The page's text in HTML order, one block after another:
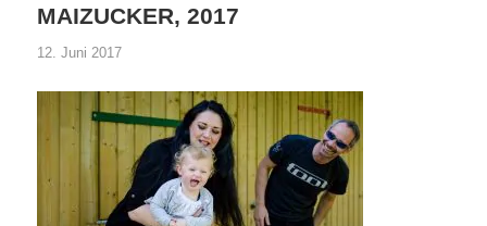
MAIZUCKER, 2017
12. Juni 2017